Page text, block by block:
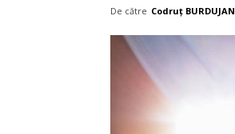
De către Codruț BURDUJAN